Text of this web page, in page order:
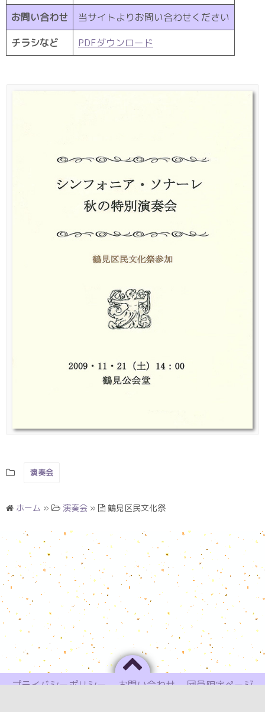
お問い合わせ
当サイトよりお問い合わせください
チラシなど
PDFダウンロード
演奏会
ホーム » 演奏会 » 鶴見区民文化祭
プライバシーポリシー お問い合わせ 団員限定ページ